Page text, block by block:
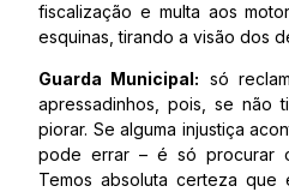
fiscalização e multa aos
esquinas, tirando a visão dos
Guarda Municipal: só
apressadinhos, pois, se não
piorar. Se alguma injustiça
pode errar – é só procurar
Temos absoluta certeza